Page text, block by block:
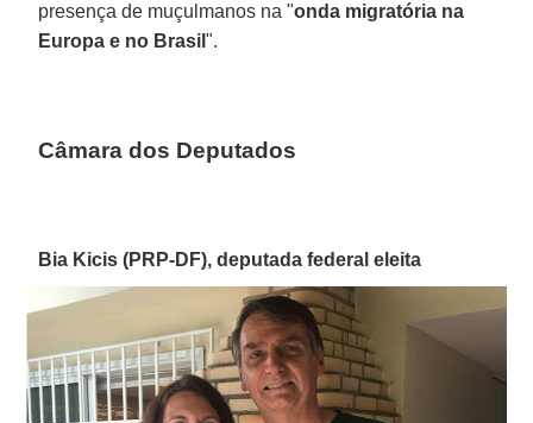
presença de muçulmanos na "onda migratória na
Europa e no Brasil".
Câmara dos Deputados
Bia Kicis (PRP-DF), deputada federal eleita